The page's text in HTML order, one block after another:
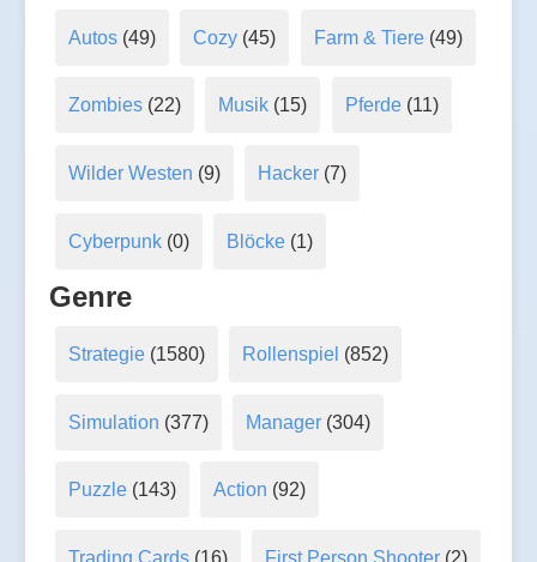
Autos(49) Cozy (45) Farm & Tiere(49)
Zombies(22) Musik (15) Pferde(11)
Wilder Westen (9) Hacker (7)
Cyberpunk(0) Blöcke (1)
Genre
Strategie(1580) Rollenspiel (852)
Simulation (377) Manager (304)
Puzzle(143) Action (92)
Trading Cards(16) First Person Shooter (2)